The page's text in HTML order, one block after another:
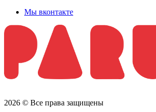
Мы вконтакте
2026 © Все права защищены